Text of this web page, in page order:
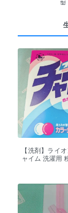
製
【洗剤】ライ
ャイム 洗濯用